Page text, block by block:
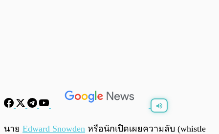
0:00
นาย Edward Snowden หรือนักเปิดเผยความลับ (whistle